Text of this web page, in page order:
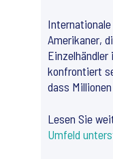
Amerikaner,
konfrontiert
dass
Lesen Sie
Umfeld